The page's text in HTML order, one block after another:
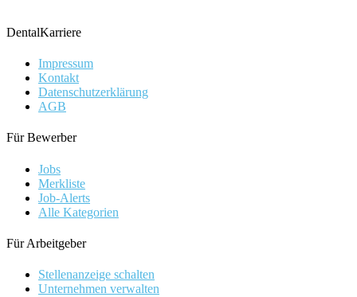
DentalKarriere
Impressum
Kontakt
Datenschutzerklärung
AGB
Für Bewerber
Jobs
Merkliste
Job-Alerts
Alle Kategorien
Für Arbeitgeber
Stellenanzeige schalten
Unternehmen verwalten